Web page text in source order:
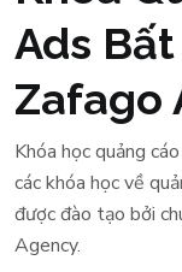
Ads
Zafago
Khóa học quảng
các khóa học về
được đào tạo bởi
Agency.